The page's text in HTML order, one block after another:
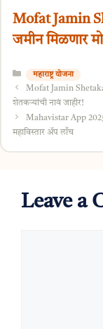
Mofat Jamin
जमीन मिळणार
Categories
महाराष्ट्र योजना
Mofat Jamin
शेतकऱ्यांची नावं जाहीर!
Mahavistar App 2025
महाविस्तार अ‍ॅप लाँच
Leave a